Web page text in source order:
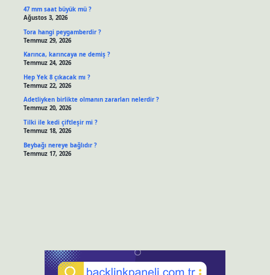
47 mm saat büyük mü ?
Ağustos 3, 2026
Tora hangi peygamberdir ?
Temmuz 29, 2026
Karınca, karıncaya ne demiş ?
Temmuz 24, 2026
Hep Yek 8 çıkacak mı ?
Temmuz 22, 2026
Adetliyken birlikte olmanın zararları nelerdir ?
Temmuz 20, 2026
Tilki ile kedi çiftleşir mi ?
Temmuz 18, 2026
Beybağı nereye bağlıdır ?
Temmuz 17, 2026